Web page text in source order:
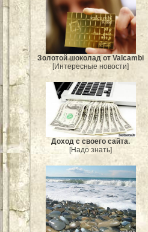
Золотой шоколад от Valcambi
[Интересные новости]
Доход с своего сайта.
[Надо знать]